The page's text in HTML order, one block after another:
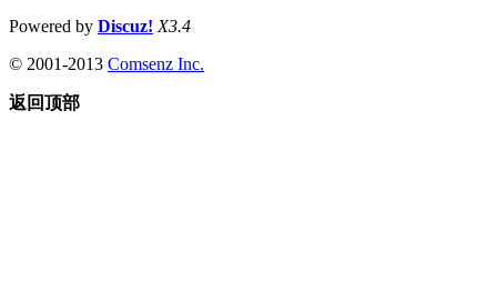
Powered by Discuz! X3.4
© 2001-2013 Comsenz Inc.
返回顶部